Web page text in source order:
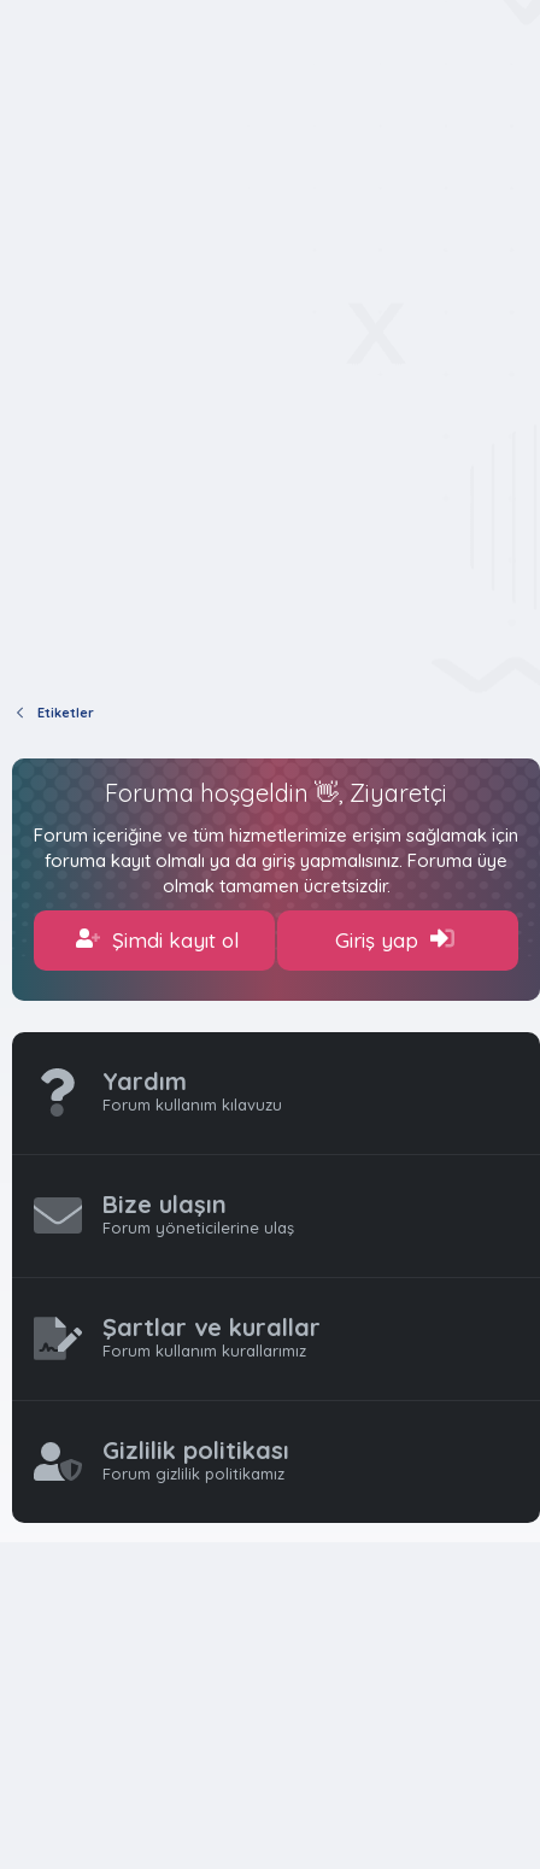
Etiketler
Foruma hoşgeldin 👋, Ziyaretçi
Forum içeriğine ve tüm hizmetlerimize erişim sağlamak için
foruma kayıt olmalı ya da giriş yapmalısınız. Foruma üye
olmak tamamen ücretsizdir.
Şimdi kayıt ol Giriş yap
Yardım
Forum kullanım kılavuzu
Bize ulaşın
Forum yöneticilerine ulaş
Şartlar ve kurallar
Forum kullanım kurallarımız
Gizlilik politikası
Forum gizlilik politikamız